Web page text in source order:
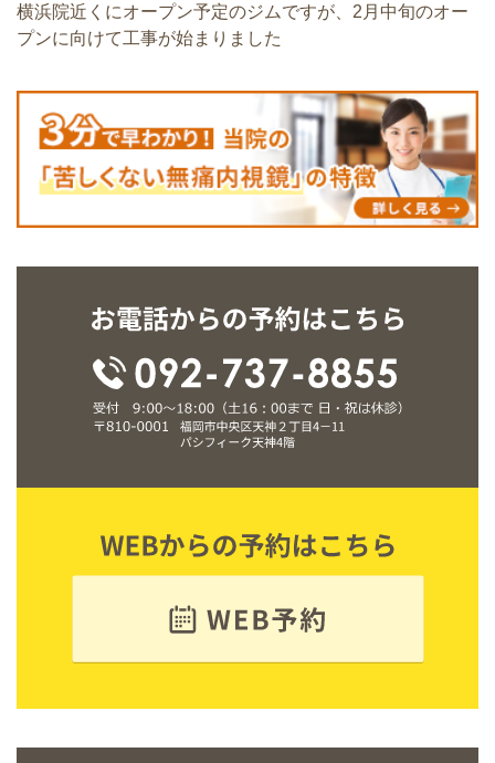
横浜院近くにオープン予定のジムですが、2月中旬のオー
プンに向けて工事が始まりました